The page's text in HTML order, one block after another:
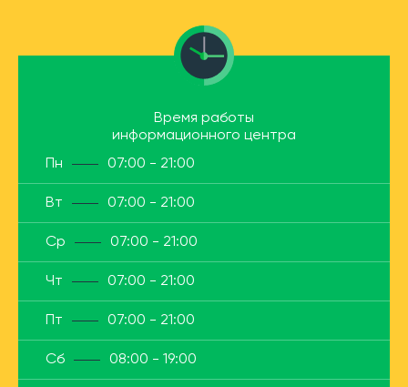
Время работы
информационного центра
Пн
07:00 - 21:00
Вт 07:00 - 21:00
Ср 07:00 - 21:00
Чт 07:00 - 21:00
Пт 07:00 - 21:00
Сб 08:00 - 19:00